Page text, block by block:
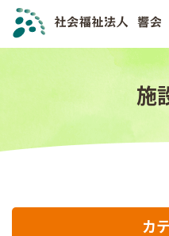
施
カ